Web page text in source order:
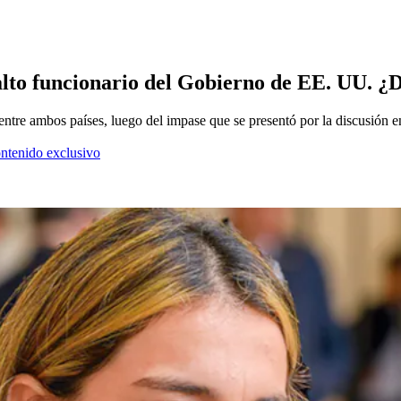
funcionario del Gobierno de EE. UU.
ambos países, luego del impase que se presentó por la discusión
exclusivo